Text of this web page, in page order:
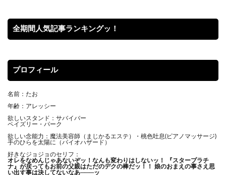
全期間人気記事ランキングッ！
プロフィール
名前：たお
年齢：アレッシー
欲しいスタンド：サバイバー
ペイズリー・パーク
欲しい念能力：魔法美容師（まじかるエステ）・桃色吐息(ピアノマッサージ)
手のひらを太陽に（バイオハザード）
好きなジョジョのセリフ：
オレをなめんじゃあないぞッ！ なんも変わりはしないッ！ 『スタープラチ
ナ』が戻ってもお前の父親はただのデクの棒だッ！！ 娘のおまえの事さえ思
い出す事は決してないなあ───ッ